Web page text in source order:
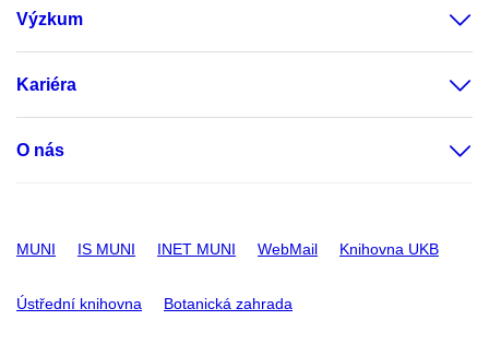
Výzkum
Kariéra
O nás
MUNI IS MUNI INET MUNI WebMail Knihovna UKB
Ústřední knihovna Botanická zahrada